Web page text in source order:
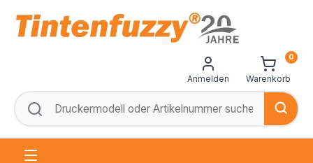
Anmelden Warenkorb
0